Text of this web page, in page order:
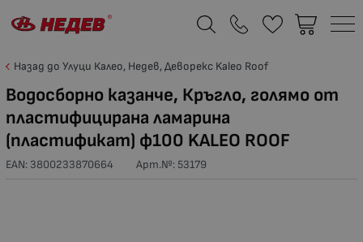
Назад до Улуци Калео, Недев, Деворекс Kaleo Roof
Водосборно казанче, Кръгло, голямо от
пластифицирана ламарина
(пластификат) ф100 KALEO ROOF
EAN: 3800233870664 Арт.№: 53179